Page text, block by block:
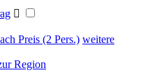

Preis (2 Pers.) weitere
Region